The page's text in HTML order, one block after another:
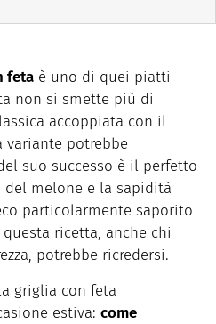
feta è uno di quei piatti
non si smette più di
accoppiata con il
variante potrebbe
suo successo è il perfetto
del melone e la sapidità
particolarmente saporito
ricetta, anche chi
potrebbe ricredersi.
griglia con feta
estiva: come